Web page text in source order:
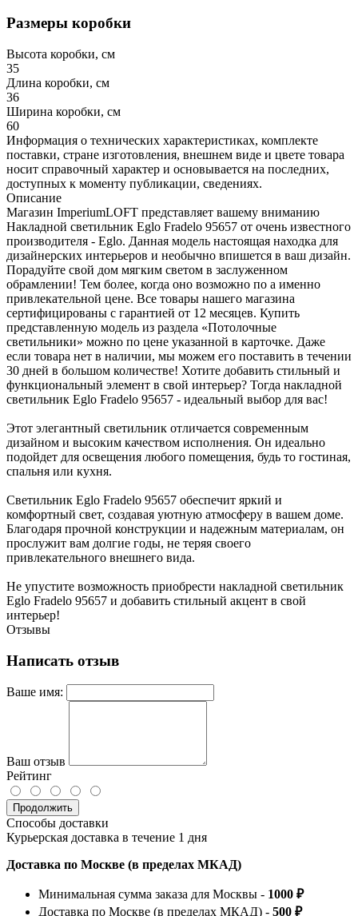
Размеры коробки
Высота коробки, см
35
Длина коробки, см
36
Ширина коробки, см
60
Информация о технических характеристиках, комплекте
поставки, стране изготовления, внешнем виде и цвете товара
носит справочный характер и основывается на последних,
доступных к моменту публикации, сведениях.
Описание
Магазин ImperiumLOFT представляет вашему вниманию
Накладной светильник Eglo Fradelo 95657 от очень известного
производителя - Eglo. Данная модель настоящая находка для
дизайнерских интерьеров и необычно впишется в ваш дизайн.
Порадуйте свой дом мягким светом в заслуженном
обрамлении! Тем более, когда оно возможно по а именно
привлекательной цене. Все товары нашего магазина
сертифицированы с гарантией от 12 месяцев. Купить
представленную модель из раздела «Потолочные
светильники» можно по цене указанной в карточке. Даже
если товара нет в наличии, мы можем его поставить в течении
30 дней в большом количестве! Хотите добавить стильный и
функциональный элемент в свой интерьер? Тогда накладной
светильник Eglo Fradelo 95657 - идеальный выбор для вас!
Этот элегантный светильник отличается современным
дизайном и высоким качеством исполнения. Он идеально
подойдет для освещения любого помещения, будь то гостиная,
спальня или кухня.
Светильник Eglo Fradelo 95657 обеспечит яркий и
комфортный свет, создавая уютную атмосферу в вашем доме.
Благодаря прочной конструкции и надежным материалам, он
прослужит вам долгие годы, не теряя своего
привлекательного внешнего вида.
Не упустите возможность приобрести накладной светильник
Eglo Fradelo 95657 и добавить стильный акцент в свой
интерьер!
Отзывы
Написать отзыв
Ваше имя:
Ваш отзыв
Рейтинг
Продолжить
Способы доставки
Курьерская доставка в течение 1 дня
Доставка по Москве (в пределах МКАД)
Минимальная сумма заказа для Москвы - 1000 ₽
Доставка по Москве (в пределах МКАД) - 500 ₽